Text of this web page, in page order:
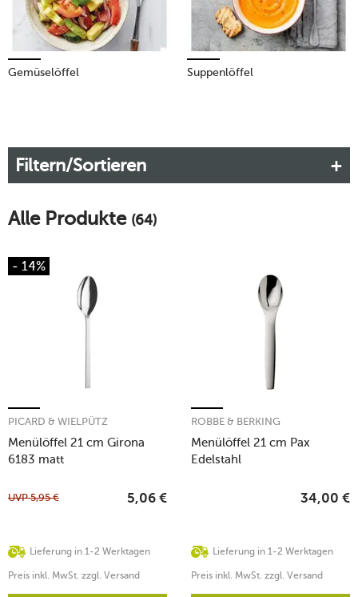
Gemüselöffel Suppenlöffel
Filtern/Sortieren
Alle Produkte (64)
- 14%
Menülöffel 21 cm Girona
6183 matt
PICARD & WIELPÜTZ
Lieferung in 1-2 Werktagen
UVP5,95 € 5,06 €
Preis inkl. MwSt. zzgl. Versand
Menülöffel 21 cm Pax
Edelstahl
ROBBE & BERKING
Lieferung in 1-2 Werktagen
34,00 €
Preis inkl. MwSt. zzgl. Versand